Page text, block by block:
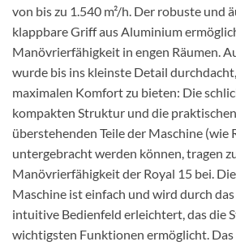
von bis zu 1.540 m²/h. Der robuste und
klappbare Griff aus Aluminium
Manövrierfähigkeit in engen Räumen.
wurde bis ins kleinste Detail
maximalen Komfort zu bieten: Die
kompakten Struktur und die
überstehenden Teile der Maschine (wie
untergebracht werden können, tragen
Manövrierfähigkeit der Royal 15 bei.
Maschine ist einfach und wird durch
intuitive Bedienfeld erleichtert, das die
wichtigsten Funktionen ermöglicht. Das